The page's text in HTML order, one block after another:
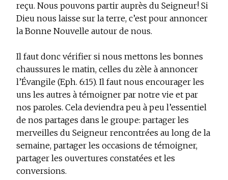
reçu. Nous pouvons partir auprès du Seigneur! Si
Dieu nous laisse sur la terre, c’est pour annoncer
la Bonne Nouvelle autour de nous.
Il faut donc vérifier si nous mettons les bonnes
chaussures le matin, celles du zèle à annoncer
l’Évangile (Eph. 6:15). Il faut nous encourager les
uns les autres à témoigner par notre vie et par
nos paroles. Cela deviendra peu à peu l’essentiel
de nos partages dans le groupe: partager les
merveilles du Seigneur rencontrées au long de la
semaine, partager les occasions de témoigner,
partager les ouvertures constatées et les
conversions.